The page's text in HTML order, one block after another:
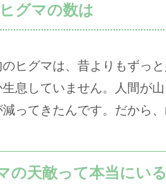
グマの数は
のヒグマは、昔よりもずっ
息していません。人間が
ってきたんです。だから
の天敵って本当にい